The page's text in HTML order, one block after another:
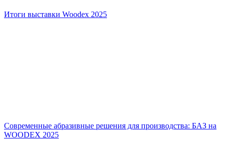
Итоги выставки Woodex 2025
Современные абразивные решения для производства: БАЗ на
WOODEX 2025